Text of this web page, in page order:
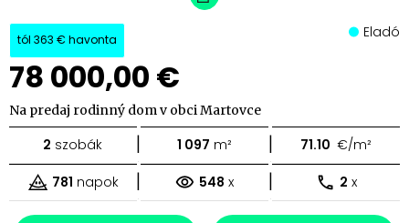
tól 363 € havonta
78 000,00 €
Eladó
Na predaj rodinný dom v obci Martovce
2 szobák | 1 097 m² | 71.10 €/m²
781 napok | 548 x | 2 x